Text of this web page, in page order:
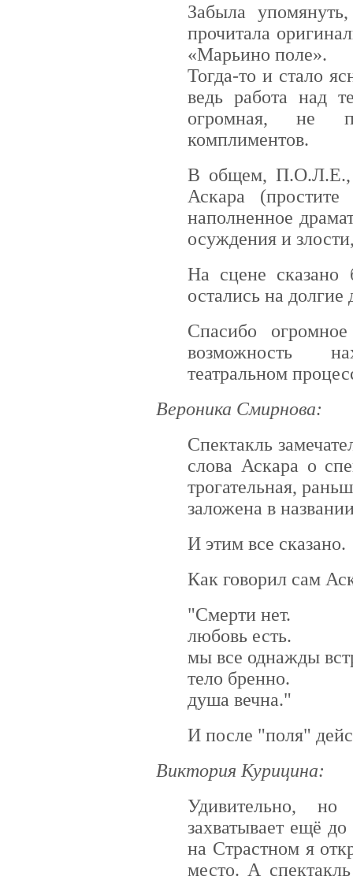
Забыла
прочитала
«Марьино поле».
Тогда-то и стало
ведь работа над
огромная, не
комплиментов.
В общем, П.О.Л.Е.,
Аскара
наполненное
осуждения и
На сцене сказано
остались на долгие
Спасибо
возможность
театральном
Вероника Смирнова:
Спектакль
слова Аскара о
трогательная,
заложена в
И этим все сказано.
Как говорил сам
"Смерти нет.
любовь есть.
мы все однажды
тело бренно.
душа вечна."
И после "поля"
Виктория Курицина:
Удивительно, но
захватывает ещё
на Страстном я
место. А спектакль